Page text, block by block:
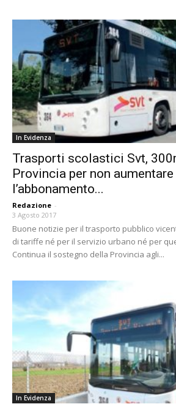
In Evidenza
Trasporti scolastici Svt,
Provincia per non aumentare
l’abbonamento...
Redazione -
3 Agosto 2017
Buone notizie per il trasporto pubblico
di tariffe né per il servizio urbano né per
Continua il sostegno della Provincia agli...
In Evidenza